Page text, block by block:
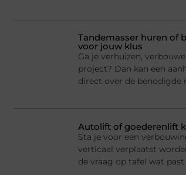
Tandemasser huren of
voor jouw klus
Ga je verhuizen,
project? Dan kan een
direct over de benodigde
Autolift of goederenlift
Sta je voor een
verticaal verplaatst
de vraag op tafel wat